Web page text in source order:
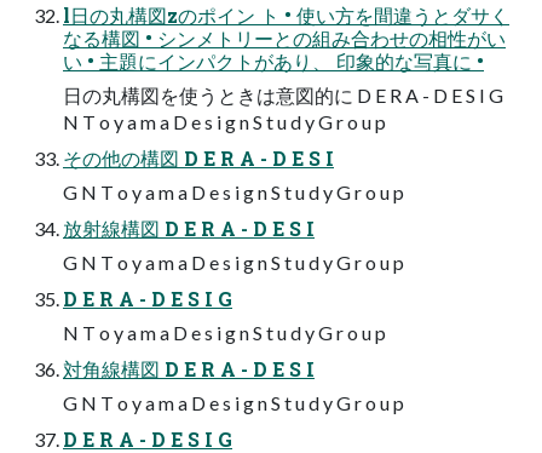
l日の丸構図zのポイン ト • 使い方を間違うとダサく
なる構図 • シンメトリーとの組み合わせの相性がい
い • 主題にインパクトがあり、 印象的な写真に •
日の丸構図を使うときは意図的に D E R A - D E S I G
N T o y a m a D e s i g n S t u d y G r o u p
その他の構図 D E R A - D E S I
G N T o y a m a D e s i g n S t u d y G r o u p
放射線構図 D E R A - D E S I
G N T o y a m a D e s i g n S t u d y G r o u p
D E R A - D E S I G
N T o y a m a D e s i g n S t u d y G r o u p
対角線構図 D E R A - D E S I
G N T o y a m a D e s i g n S t u d y G r o u p
D E R A - D E S I G